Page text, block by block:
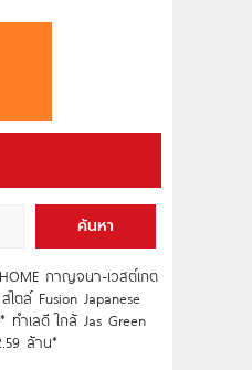
ค้นหา
กาญจนา-เวสต์เกต
ไตล์ Fusion Japanese
ำเลดี ใกล้ Jas Green
ล้าน*